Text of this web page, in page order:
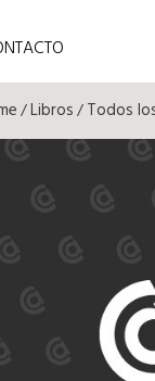
/Libros/Todos